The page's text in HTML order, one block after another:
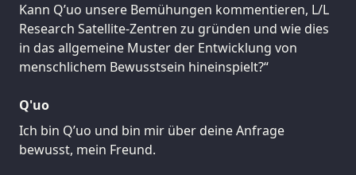
Kann Q’uo unsere Bemühungen kommentieren, L/L
Research Satellite-Zentren zu gründen und wie dies
in das allgemeine Muster der Entwicklung von
menschlichem Bewusstsein hineinspielt?“
Q'uo
Ich bin Q’uo und bin mir über deine Anfrage
bewusst, mein Freund.